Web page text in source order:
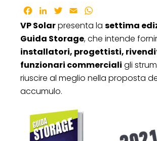
Facebook
LinkedInTwitter
Email
VP Solarpresenta la settima
Guida Storage, che intende
installatori, progettisti,
funzionari commerciali gli
riuscire al meglio nella proposta
accumulo.